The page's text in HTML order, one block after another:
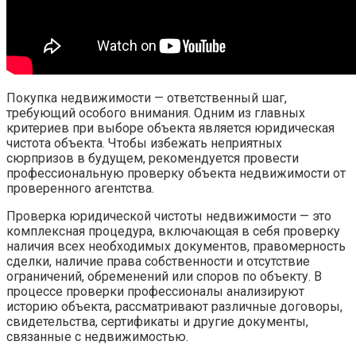
Покупка недвижимости — ответственный шаг,
требующий особого внимания. Одним из главных
критериев при выборе объекта является юридическая
чистота объекта. Чтобы избежать неприятных
сюрпризов в будущем, рекомендуется провести
профессиональную проверку объекта недвижимости от
проверенного агентства.
Проверка юридической чистоты недвижимости — это
комплексная процедура, включающая в себя проверку
наличия всех необходимых документов, правомерность
сделки, наличие права собственности и отсутствие
ограничений, обременений или споров по объекту. В
процессе проверки профессионалы анализируют
историю объекта, рассматривают различные договоры,
свидетельства, сертификаты и другие документы,
связанные с недвижимостью.